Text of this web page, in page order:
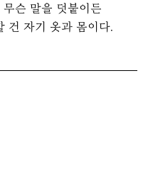
슨 말을 덧붙이든
건 자기 옷과 몸이다.